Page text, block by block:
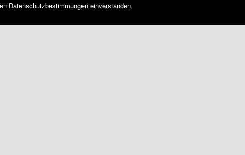
Datenschutzbestimmungen einverstanden,